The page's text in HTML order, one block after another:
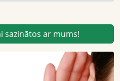
sazinātos ar mums!